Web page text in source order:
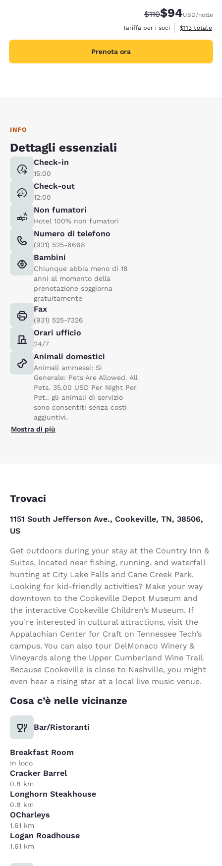
Tariffa di barratura:
$110Tariffa
$94USD/notte
Tariffa per i soci
Visualizza i
$113 totale
Prenota ora
INFO
Dettagli essenziali
Check-in
15:00
Check-out
12:00
Non fumatori
Hotel 100% non fumatori
Numero di telefono
(931) 525-6668
Bambini
Chiunque abbia meno di 18
anni al momento della
prenotazione soggiorna
gratuitamente
Fax
(931) 525-7326
Orari ufficio
24/7
Animali domestici
Animali ammessi: Sì
Generale: Pets Are Allowed. All
Pets. 35.00 USD Per Night Per
Pet.. gli animali di servizio
sono consentiti senza costi
aggiuntivi.
Mostra di più
Trovaci
1151 South Jefferson Ave., Cookeville, TN, 38506,
US
Get outdoors during your stay at the Country Inn &
Suites, located near fishing, running, and waterfall
hunting at City Lake Falls and Cane Creek Park.
Looking for kid-friendly activities? Make your way
downtown to the Cookeville Depot Museum and
the interactive Cookeville Children’s Museum. If
you’re interested in cultural attractions, visit the
Appalachian Center for Craft on Tennessee Tech’s
campus. You can also tour DelMonaco Winery &
Vineyards along the Upper Cumberland Wine Trail.
Because Cookeville is close to Nashville, you might
even hear a rising star at a local live music venue.
Cosa c’è nelle vicinanze
Bar/Ristoranti
Breakfast Room
In loco
Cracker Barrel
0.8 km
Longhorn Steakhouse
0.8 km
OCharleys
1.61 km
Logan Roadhouse
1.61 km